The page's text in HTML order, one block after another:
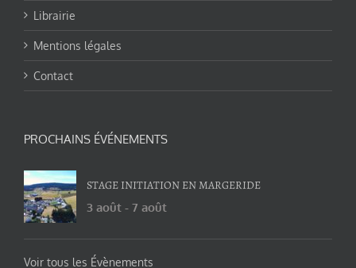
Librairie
Mentions légales
Contact
PROCHAINS ÉVÉNEMENTS
STAGE INITIATION EN MARGERIDE
3 août - 7 août
Voir tous les Évènements